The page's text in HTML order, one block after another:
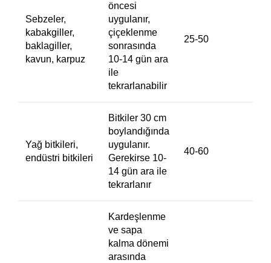
Sebzeler,
kabakgiller,
baklagiller,
kavun, karpuz
öncesi
uygulanır,
çiçeklenme
sonrasında
10-14 gün ara
ile
tekrarlanabilir
25-50
Yağ bitkileri,
endüstri bitkileri
Bitkiler 30 cm
boylandığında
uygulanır.
Gerekirse 10-
14 gün ara ile
tekrarlanır
40-60
Kardeşlenme
ve sapa
kalma dönemi
arasında